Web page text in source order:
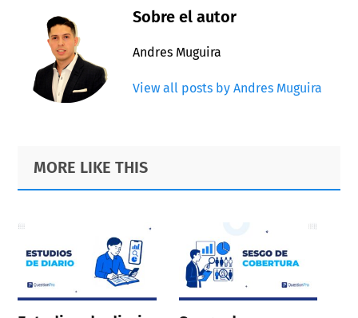
Sobre el autor
Andres Muguira
View all posts by Andres Muguira
Primary
Sidebar
Footer
MORE LIKE THIS